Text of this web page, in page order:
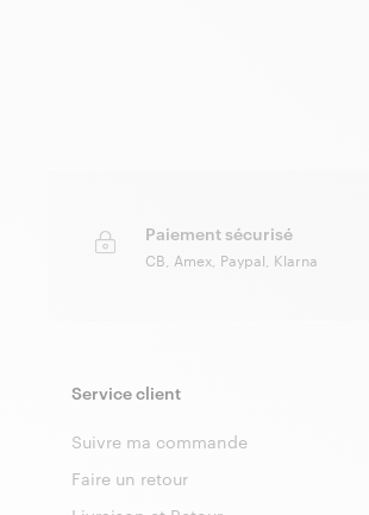
Paiement sécurisé
CB, Amex, Paypal, Klarna
Service client
Suivre ma commande
Faire un retour